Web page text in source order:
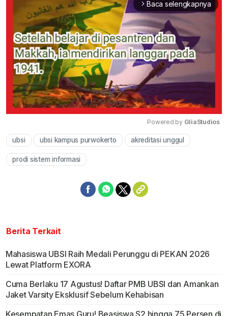
arrow_forward_ios Baca selengkapnya
Mute
Powered by GliaStudios
ubsi ubsi kampus purwokerto akreditasi unggul
prodi sistem informasi
Berita Terkait
Mahasiswa UBSI Raih Medali Perunggu di PEKAN 2026
Lewat Platform EXORA
Cuma Berlaku 17 Agustus! Daftar PMB UBSI dan Amankan
Jaket Varsity Eksklusif Sebelum Kehabisan